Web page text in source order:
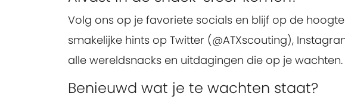
Volg ons op je favoriete socials en blijf op de
smakelijke hints op Twitter (@ATXscouting),
alle wereldsnacks en uitdagingen die op je wachten.
Benieuwd wat je te wachten staat?